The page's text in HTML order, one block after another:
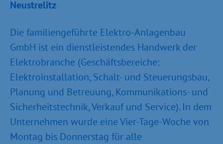
Neustrelitz
Die familiengeführte Elektro-Anlagenbau
GmbH ist ein dienstleistendes Handwerk der
Elektrobranche (Geschäftsbereiche:
Elektroinstallation, Schalt- und Steuerungsbau,
Planung und Betreuung, Kommunikations- und
Sicherheitstechnik, Verkauf und Service). In dem
Unternehmen wurde eine Vier-Tage-Woche von
Montag bis Donnerstag für alle